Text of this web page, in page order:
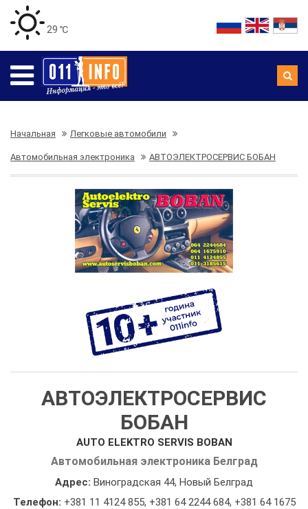
29 ℃
Начальная Легковые автомобили
Автомобильная электроника АВТОЭЛЕКТРОСЕРВИС БОБАН
АВТОЭЛЕКТРОСЕРВИС
БОБАН
AUTO ELEKTRO SERVIS BOBAN
Автомобильная электроника Белград
Адрес: Виноградская 44, Новый Белград
Телефон: +381 11 4124 855, +381 64 2244 684, +381 64 1675